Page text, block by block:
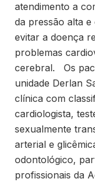
atendimento a
da pressão alta
evitar a doença
problemas
cerebral. Os
unidade Derlan
clínica com
cardiologista,
sexualmente
arterial e
odontológico,
profissionais da